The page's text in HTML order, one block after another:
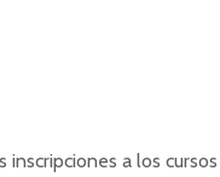
inscripciones a los